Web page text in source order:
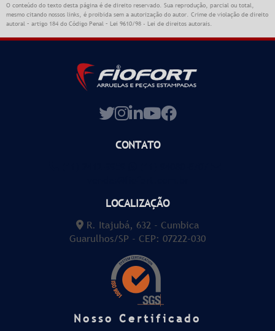
O conteúdo do texto desta página é de direito reservado. Sua reprodução, parcial ou total,
mesmo citando nossos links, é proibida sem a autorização do autor. Crime de violação de direito
autoral – artigo 184 do Código Penal – Lei 9610/98 - Lei de direitos autorais.
CONTATO
LOCALIZAÇÃO
R. Itajubá, 632 - Cumbica
Guarulhos/SP - CEP: 07222-030
Nosso Certificado